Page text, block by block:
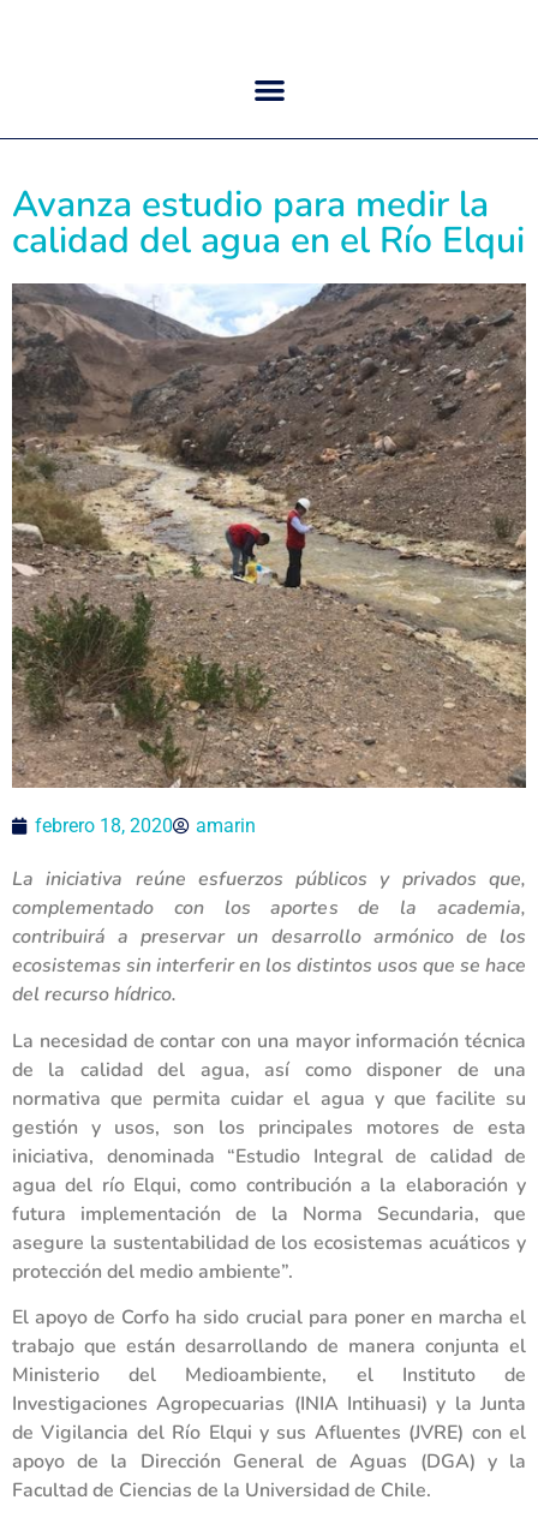
Avanza estudio para medir la
calidad del agua en el Río Elqui
febrero 18, 2020 amarin
La iniciativa reúne esfuerzos públicos y privados que,
complementado con los aportes de la academia,
contribuirá a preservar un desarrollo armónico de los
ecosistemas sin interferir en los distintos usos que se hace
del recurso hídrico.
La necesidad de contar con una mayor información técnica
de la calidad del agua, así como disponer de una
normativa que permita cuidar el agua y que facilite su
gestión y usos, son los principales motores de esta
iniciativa, denominada “Estudio Integral de calidad de
agua del río Elqui, como contribución a la elaboración y
futura implementación de la Norma Secundaria, que
asegure la sustentabilidad de los ecosistemas acuáticos y
protección del medio ambiente”.
El apoyo de Corfo ha sido crucial para poner en marcha el
trabajo que están desarrollando de manera conjunta el
Ministerio del Medioambiente, el Instituto de
Investigaciones Agropecuarias (INIA Intihuasi) y la Junta
de Vigilancia del Río Elqui y sus Afluentes (JVRE) con el
apoyo de la Dirección General de Aguas (DGA) y la
Facultad de Ciencias de la Universidad de Chile.